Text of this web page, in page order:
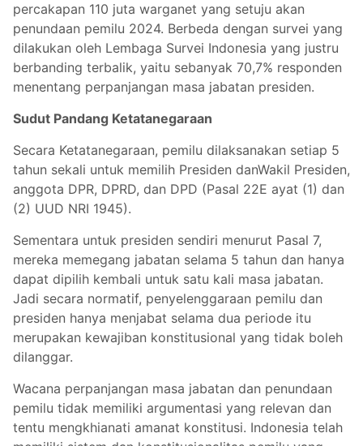
percakapan 110 juta warganet yang setuju akan
penundaan pemilu 2024. Berbeda dengan survei yang
dilakukan oleh Lembaga Survei Indonesia yang justru
berbanding terbalik, yaitu sebanyak 70,7% responden
menentang perpanjangan masa jabatan presiden.
Sudut Pandang Ketatanegaraan
Secara Ketatanegaraan, pemilu dilaksanakan setiap 5
tahun sekali untuk memilih Presiden danWakil Presiden,
anggota DPR, DPRD, dan DPD (Pasal 22E ayat (1) dan
(2) UUD NRI 1945).
Sementara untuk presiden sendiri menurut Pasal 7,
mereka memegang jabatan selama 5 tahun dan hanya
dapat dipilih kembali untuk satu kali masa jabatan.
Jadi secara normatif, penyelenggaraan pemilu dan
presiden hanya menjabat selama dua periode itu
merupakan kewajiban konstitusional yang tidak boleh
dilanggar.
Wacana perpanjangan masa jabatan dan penundaan
pemilu tidak memiliki argumentasi yang relevan dan
tentu mengkhianati amanat konstitusi. Indonesia telah